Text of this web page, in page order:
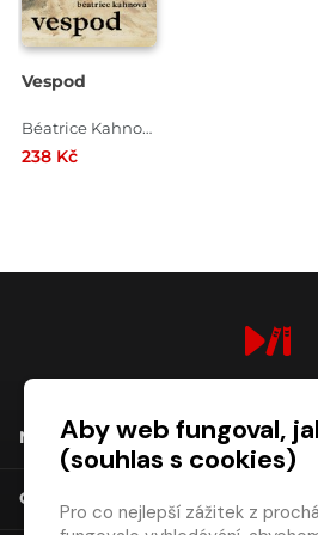
Vespod
Béatrice Kahnová
238 Kč
NÁKUP
O SPOLEČNOSTI
Aby web fungoval,
(souhlas s cookies)
Pro co nejlepší zážitek z